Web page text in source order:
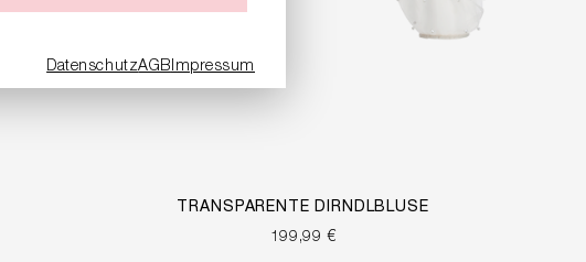
TRANSPARENTE DIRNDLBLUSE
199,99 €
DatenschutzAGBImpressum